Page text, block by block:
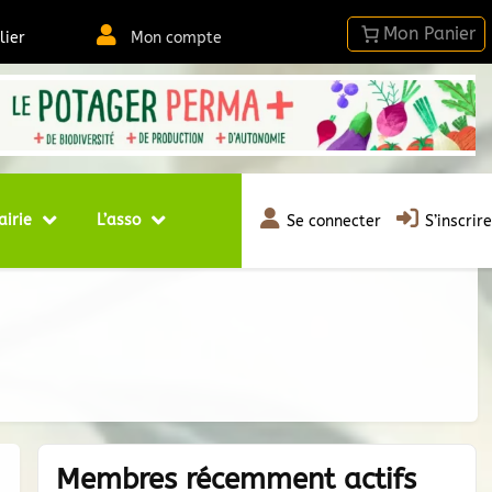
Mon compte
L’asso Se connecter S’inscrire
Membres récemment actifs